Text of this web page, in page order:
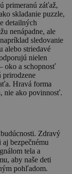
primeranú záťaž,
skladanie puzzle,
detailných
nenápadne, ale
sledovanie
alebo striedavé
nielen
oko a schopnosť
prirodzene
Hravá forma
nie ako povinnosť.
Zdravý
bezpečnému
tela a
aby naše deti
pohľadom.